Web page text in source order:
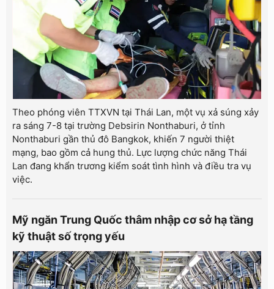
Theo phóng viên TTXVN tại Thái Lan, một vụ xả súng xảy
ra sáng 7-8 tại trường Debsirin Nonthaburi, ở tỉnh
Nonthaburi gần thủ đô Bangkok, khiến 7 người thiệt
mạng, bao gồm cả hung thủ. Lực lượng chức năng Thái
Lan đang khẩn trương kiểm soát tình hình và điều tra vụ
việc.
Mỹ ngăn Trung Quốc thâm nhập cơ sở hạ tầng
kỹ thuật số trọng yếu